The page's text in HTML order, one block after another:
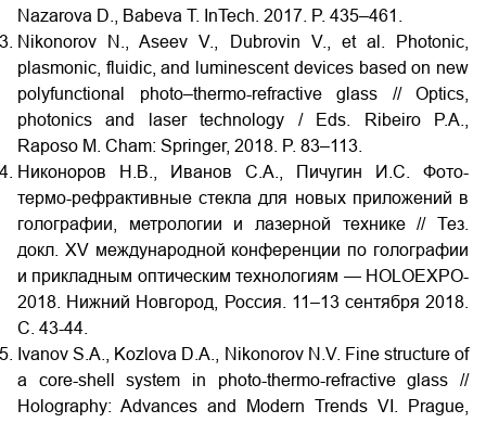
Nazarova D., Babeva T. InTech. 2017. P. 435–461.
Nikonorov N., Aseev V., Dubrovin V., et al. Photonic,
plasmonic, fluidic, and luminescent devices based on new
polyfunctional photo–thermo-refractive glass // Optics,
photonics and laser technology / Eds. Ribeiro P.A.,
Raposo M. Cham: Springer, 2018. P. 83–113.
Никоноров Н.В., Иванов С.А., Пичугин И.С. Фото-
термо-рефрактивные стекла для новых приложений в
голографии, метрологии и лазерной технике // Тез.
докл. XV международной конференции по голографии
и прикладным оптическим технологиям — HOLOEXPO-
2018. Нижний Новгород, Россия. 11–13 сентября 2018.
С. 43-44.
Ivanov S.A., Kozlova D.A., Nikonorov N.V. Fine structure of
a core-shell system in photo-thermo-refractive glass //
Holography: Advances and Modern Trends VI. Prague,